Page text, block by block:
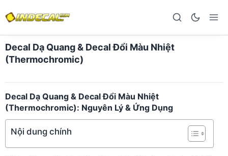
Decal Dạ Quang & Decal Đổi Màu Nhiệt
(Thermochromic)
Decal Dạ Quang & Decal Đổi Màu Nhiệt
(Thermochromic): Nguyên Lý & Ứng Dụng
Nội dung chính